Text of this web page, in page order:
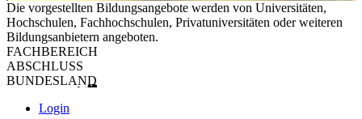
Die vorgestellten Bildungsangebote werden von Universitäten,
Hochschulen, Fachhochschulen, Privatuniversitäten oder weiteren
Bildungsanbietern angeboten.
FACHBEREICH
ABSCHLUSS
BUNDESLAND
Login